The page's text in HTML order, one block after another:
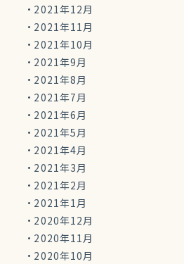
2021年12月
2021年11月
2021年10月
2021年9月
2021年8月
2021年7月
2021年6月
2021年5月
2021年4月
2021年3月
2021年2月
2021年1月
2020年12月
2020年11月
2020年10月